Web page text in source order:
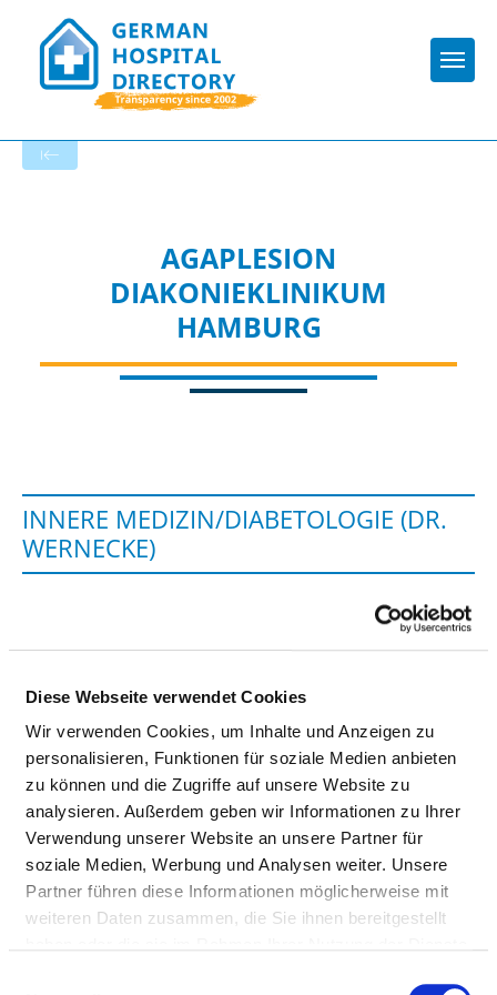
Diese Webseite verwendet Cookies
Wir verwenden Cookies, um Inhalte und Anzeigen zu
personalisieren, Funktionen für soziale Medien anbieten
zu können und die Zugriffe auf unsere Website zu
analysieren. Außerdem geben wir Informationen zu Ihrer
Verwendung unserer Website an unsere Partner für
soziale Medien, Werbung und Analysen weiter. Unsere
Partner führen diese Informationen möglicherweise mit
weiteren Daten zusammen, die Sie ihnen bereitgestellt
AGAPLESION
DIAKONIEKLINIKUM
HAMBURG
INNERE MEDIZIN/DIABETOLOGIE (DR.
WERNECKE)
OUTPATIENT TREATMENT OPTIONS
clinic:
outpatient treatment
according to Article 116 of
the SGB V or Article 31a
para. 1 (special
examination and treatment
methods or knowledge of
hospital doctors) (AM04)